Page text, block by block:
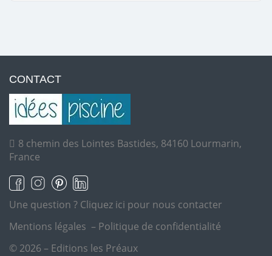
CONTACT
8 chemin des Lointes Bastides, 84160 Lourmarin,
France
Une question ? Cliquez ici pour nous contacter
Mentions légales – Politique de confidentialité
© 2026 – Editions les Préaux